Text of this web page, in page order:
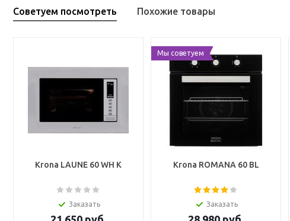
Советуем посмотреть Похожие товары
Krona LAUNE 60 WH K
Заказать
Мы советуем
Krona ROMANA 60 BL
Заказать